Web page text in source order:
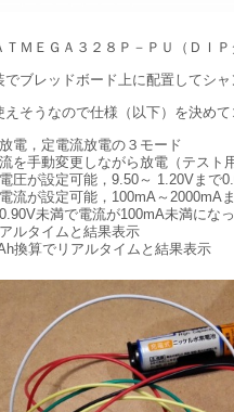
ＴＭＥＧＡ３２８Ｐ－ＰＵ（ＤＩ
でブレッドボード上に配置してシ
えそうなので仕様（以下）を決め
電，定電流放電の３モード
を手動変更しながら放電（テスト
圧が設定可能，9.50～ 1.20Vまで
流が設定可能，100mA～2000mA
未満で電流が100mA未満にな
ルタイムと結果表示
換算でリアルタイムと結果表示